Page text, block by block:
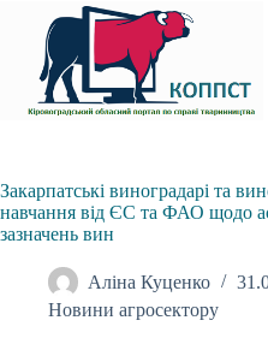
вмісту
Закарпатські виноградарі та
навчання від ЄС та ФАО щодо
зазначень вин
Аліна Куценко
Новини агросектору